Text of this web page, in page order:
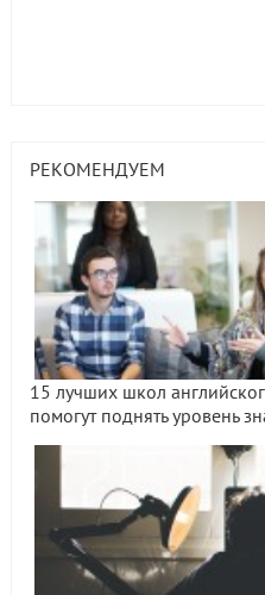
РЕКОМЕНДУЕМ
15 лучших школ
помогут поднять уровень